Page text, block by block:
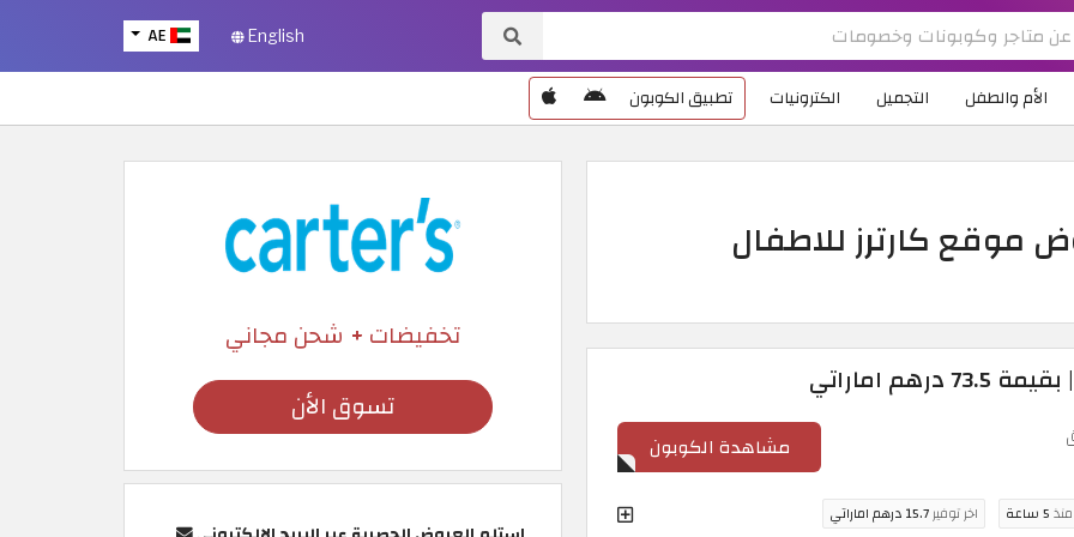
AE English
الأم والطفل التجميل الكترونيات تطبيق الكوبون
2026 | عروض موقع كارترز للاطفال
مشاهدة الكوبون
5 ساعة اخر توفير15.7 درهم اماراتي
تخفيضات + شحن مجاني
تسوق الأن